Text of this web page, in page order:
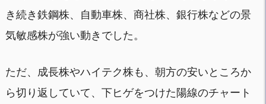
き続き鉄鋼株、自動車株、商社株、銀行株などの景
気敏感株が強い動きでした。
ただ、成長株やハイテク株も、朝方の安いところか
ら切り返していて、下ヒゲをつけた陽線のチャート